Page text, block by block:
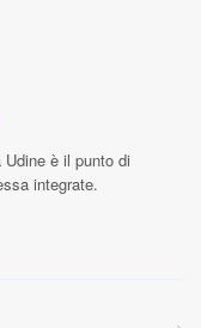
Udine è il punto di
integrate.